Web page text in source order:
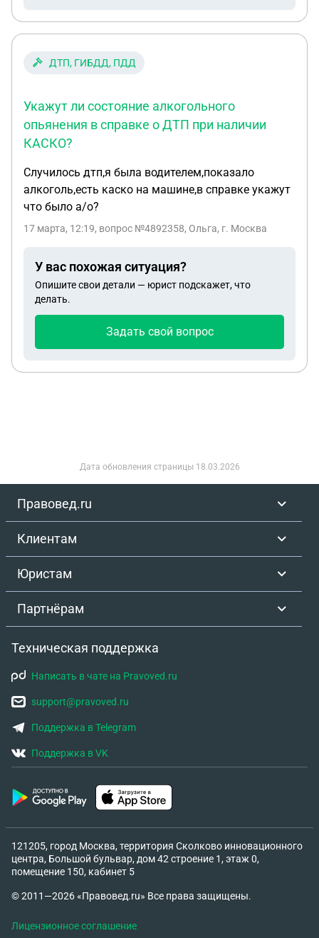
ДТП, ГИБДД, ПДД
Укажут ли состояние алкогольного
опьянения в справке о ДТП при наличии
КАСКО?
Случилось дтп,я была водителем,показало
алкоголь,есть каско на машине,в справке укажут
что было а/о?
17 марта, 12:19, вопрос №4892358, Ольга, г. Москва
У вас похожая ситуация?
Опишите свои детали — юрист подскажет, что
делать.
Задать свой вопрос
Дата обновления страницы 18.03.2026
Правовед.ru
Клиентам
Юристам
Партнёрам
Техническая поддержка
Написать в чате на Pravoved.ru
support@pravoved.ru
Поддержка в Telegram
Поддержка в VK
121205, город Москва, территория Сколково инновационного
центра, Большой бульвар, дом 42 строение 1, этаж 0,
помещение 150, кабинет 5
© 2011—2026 «Правовед.ru» Все права защищены.
Лицензионное соглашение